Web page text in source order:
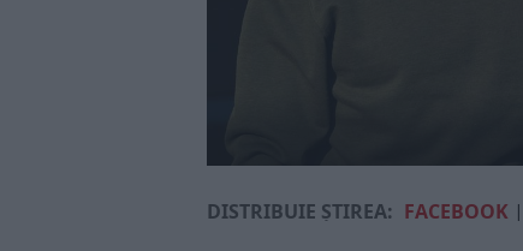
DISTRIBUIE ȘTIREA: FACEBOOK |